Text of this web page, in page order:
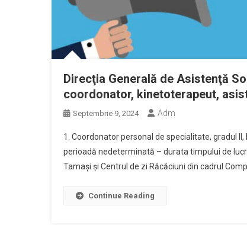
Direcţia Generală de Asistenţă
coordonator, kinetoterapeut,
Septembrie 9, 2024 Adm
1. Coordonator personal de specialitate, gradul
perioadă nedeterminată – durata timpului de
Tamași și Centrul de zi Răcăciuni din cadrul
Continue Reading